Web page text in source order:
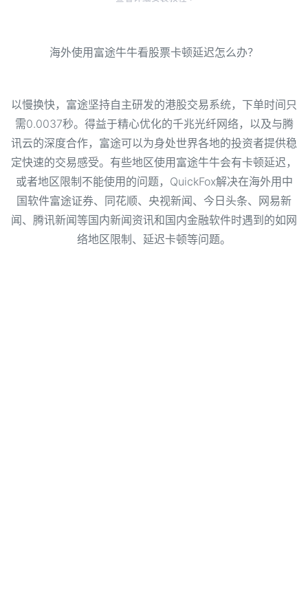
海外使用富途牛牛看股票卡顿延迟怎么办？
以慢换快，富途坚持自主研发的港股交易系统，下单时间只
需0.0037秒。得益于精心优化的千兆光纤网络，以及与腾
讯云的深度合作，富途可以为身处世界各地的投资者提供稳
定快速的交易感受。有些地区使用富途牛牛会有卡顿延迟，
或者地区限制不能使用的问题，QuickFox解决在海外用中
国软件富途证券、同花顺、央视新闻、今日头条、网易新
闻、腾讯新闻等国内新闻资讯和国内金融软件时遇到的如网
络地区限制、延迟卡顿等问题。